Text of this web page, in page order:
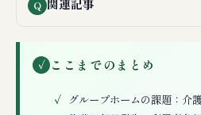
Q 関連記事
✓ ここまでのまとめ
グループホームの課題：介